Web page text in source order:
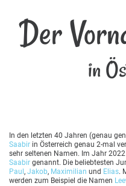
Der
in
In den letzten 40 Jahren (genau
Saabir in Österreich genau 2-mal
sehr seltenen Namen. Im Jahr
Saabir genannt. Die beliebtesten
Paul , Jakob, Maximilian und Elias.
werden zum Beispiel die Namen